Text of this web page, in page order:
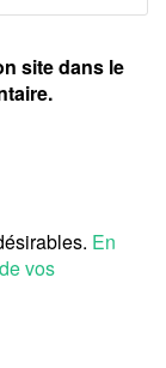
site dans le
En
vos